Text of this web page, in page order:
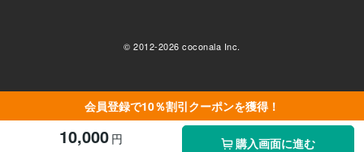
会員登録で10％割引クーポンを獲得！
10,000 円 購入画面に進む